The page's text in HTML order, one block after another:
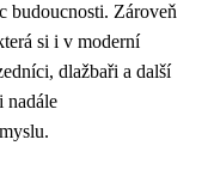
budoucnosti. Zároveň
si i v moderní
dlažbaři a další
nadále